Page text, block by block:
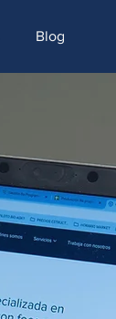
Blog